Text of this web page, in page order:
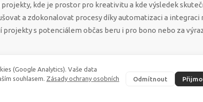
projekty, kde je prostor pro kreativitu a kde výsledek
a zdokonalovat procesy díky automatizaci a
projekty s potenciálem občas beru i pro bono nebo za
(Google Analytics). Vaše data
souhlasem. Zásady ochrany osobních
Odmítnout